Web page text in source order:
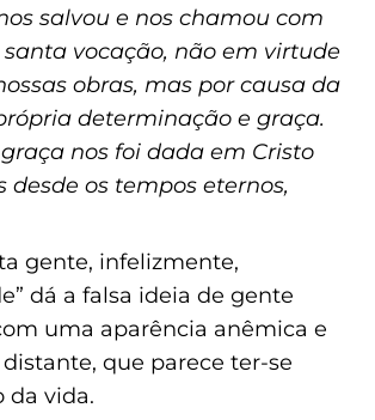
salvou e nos chamou com
vocação, não em virtude
obras, mas por causa da
determinação e graça.
nos foi dada em Cristo
desde os tempos eternos,
gente, infelizmente,
dá a falsa ideia de gente
uma aparência anêmica e
que parece ter-se
da vida.